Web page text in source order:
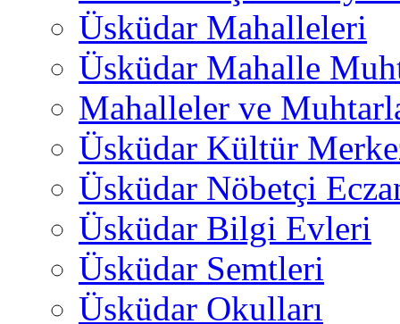
Üsküdar Mahalleleri
Üsküdar Mahalle
Mahalleler ve
Üsküdar Kültür
Üsküdar Nöbetçi
Üsküdar Bilgi Evleri
Üsküdar Semtleri
Üsküdar Okulları